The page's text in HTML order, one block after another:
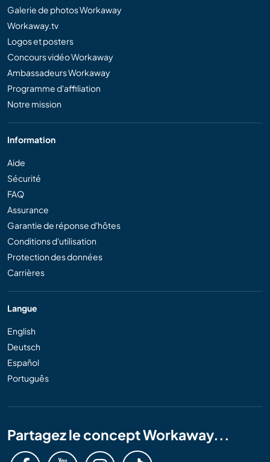
Galerie de photos Workaway
Workaway.tv
Logos et posters
Concours vidéo Workaway
Ambassadeurs Workaway
Programme d'affiliation
Notre mission
Information
Aide
Sécurité
FAQ
Assurance
Garantie de réponse d'hôtes
Conditions d'utilisation
Protection des données
Carrières
Langue
English
Deutsch
Español
Português
Partagez le concept Workaway...